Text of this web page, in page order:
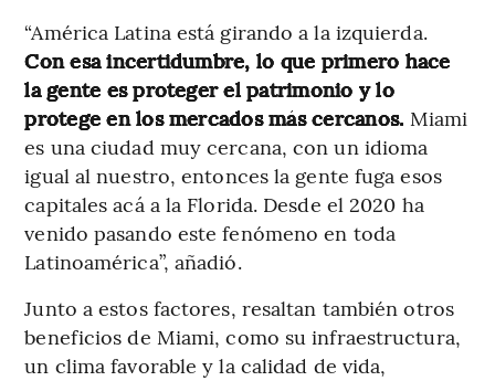
“América Latina está girando a la izquierda.
Con esa incertidumbre, lo que primero hace
la gente es proteger el patrimonio y lo
protege en los mercados más cercanos. Miami
es una ciudad muy cercana, con un idioma
igual al nuestro, entonces la gente fuga esos
capitales acá a la Florida. Desde el 2020 ha
venido pasando este fenómeno en toda
Latinoamérica”, añadió.
Junto a estos factores, resaltan también otros
beneficios de Miami, como su infraestructura,
un clima favorable y la calidad de vida,